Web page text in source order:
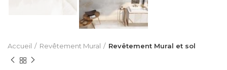
Accueil Revêtement Mural Revêtement Mural et sol